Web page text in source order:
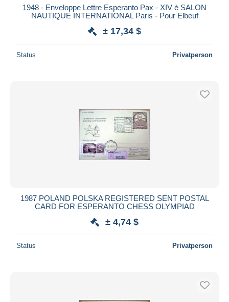
Endet in
Preis
Zahlungsmethoden
Banküberweisung
Maestro
Gesamte Auswahl aufheben
Wohnsitz des Verkäufers
1948 - Enveloppe Lettre Esperanto Pax - XIV è SALON
NAUTIQUE INTERNATIONAL Paris - Pour Elbeuf
± 17,34 $
Status Privatperson
1987 POLAND POLSKA REGISTERED SENT POSTAL
CARD FOR ESPERANTO CHESS OLYMPIAD
± 4,74 $
Status Privatperson